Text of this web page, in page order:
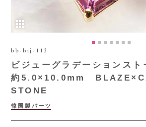
bb-bij-113
ビジューグラデーションスト
約5.0×10.0mm
STONE
韓国製パーツ